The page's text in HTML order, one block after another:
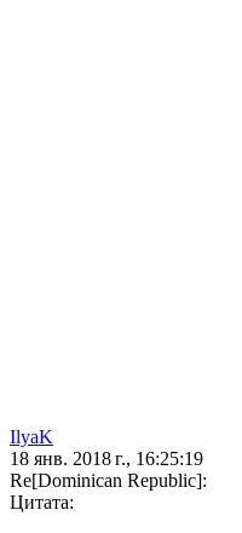
IlyaK
18 янв. 2018 г., 16:25:19
Re[Dominican Republic]:
Цитата: